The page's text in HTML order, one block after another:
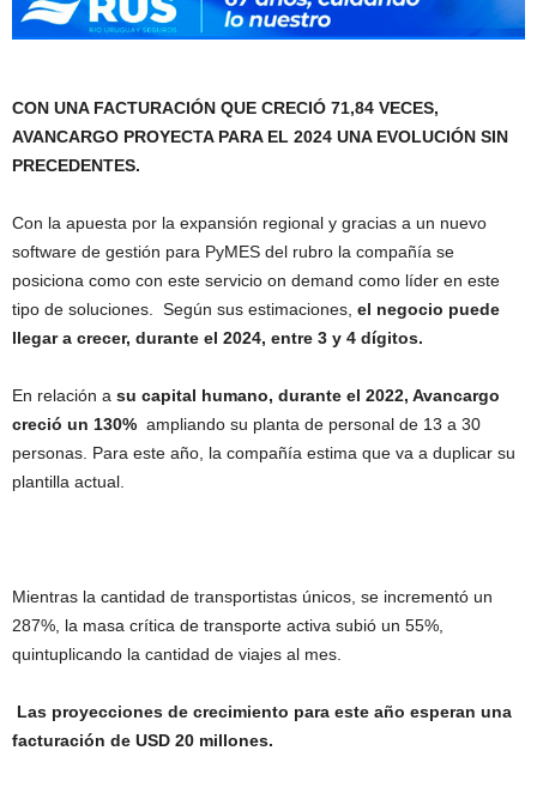
CON UNA FACTURACIÓN QUE CRECIÓ 71,84 VECES,
AVANCARGO PROYECTA PARA EL 2024 UNA EVOLUCIÓN SIN
PRECEDENTES.
Con la apuesta por la expansión regional y gracias a un nuevo
software de gestión para PyMES del rubro la compañía se
posiciona como con este servicio on demand como líder en este
tipo de soluciones. Según sus estimaciones, el negocio puede
llegar a crecer, durante el 2024, entre 3 y 4 dígitos.
En relación a su capital humano, durante el 2022, Avancargo
creció un 130% ampliando su planta de personal de 13 a 30
personas. Para este año, la compañía estima que va a duplicar su
plantilla actual.
Mientras la cantidad de transportistas únicos, se incrementó un
287%, la masa crítica de transporte activa subió un 55%,
quintuplicando la cantidad de viajes al mes.
Las proyecciones de crecimiento para este año esperan una
facturación de USD 20 millones.